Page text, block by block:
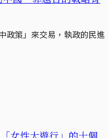
政策」來交易，執政的民進